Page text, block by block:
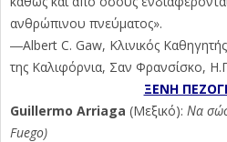
ανθρώπινου πνεύματος».
―Albert C. Gaw, Κλινικός
της Καλιφόρνια, Σαν Φρανσίσκο,
ΞΕΝΗ
Guillermo Arriaga (Μεξικό): Να
Fuego)